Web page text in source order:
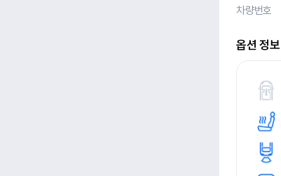
차량번호
옵션 정보